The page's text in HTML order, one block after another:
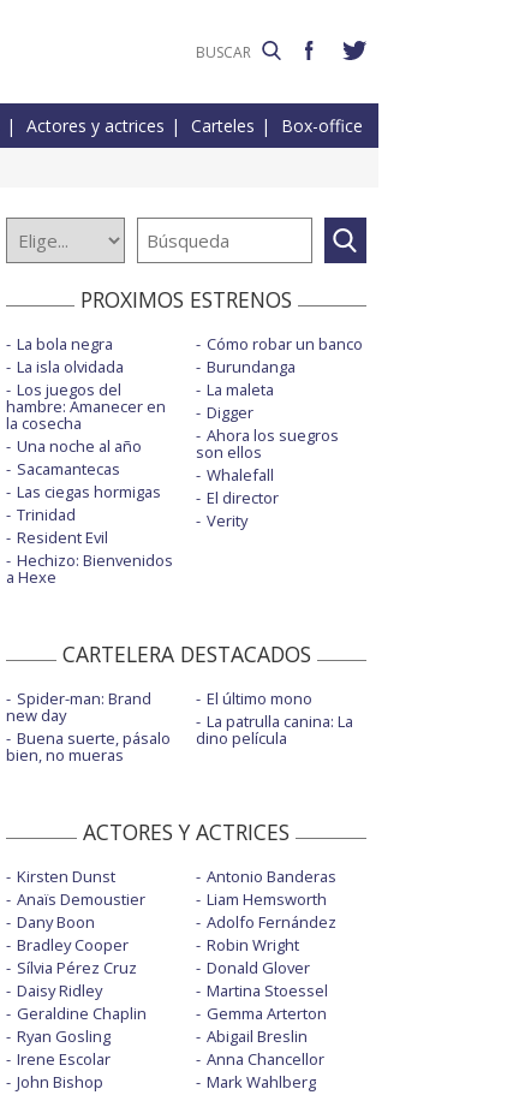
Actores y actrices Carteles Box-office
PROXIMOS ESTRENOS
La bola negra
La isla olvidada
Los juegos del
hambre: Amanecer en
la cosecha
Una noche al año
Sacamantecas
Las ciegas hormigas
Trinidad
Resident Evil
Hechizo: Bienvenidos
a Hexe
Cómo robar un banco
Burundanga
La maleta
Digger
Ahora los suegros
son ellos
Whalefall
El director
Verity
CARTELERA DESTACADOS
Spider-man: Brand
new day
Buena suerte, pásalo
bien, no mueras
El último mono
La patrulla canina: La
dino película
ACTORES Y ACTRICES
Kirsten Dunst
Anaïs Demoustier
Dany Boon
Bradley Cooper
Sílvia Pérez Cruz
Daisy Ridley
Geraldine Chaplin
Ryan Gosling
Irene Escolar
John Bishop
Antonio Banderas
Liam Hemsworth
Adolfo Fernández
Robin Wright
Donald Glover
Martina Stoessel
Gemma Arterton
Abigail Breslin
Anna Chancellor
Mark Wahlberg